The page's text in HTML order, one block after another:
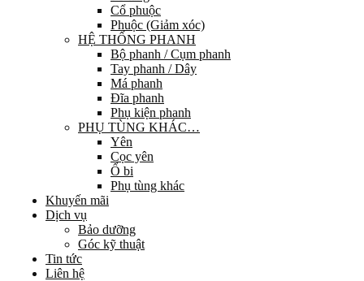
Cổ phuộc
Phuộc (Giảm xóc)
HỆ THỐNG PHANH
Bộ phanh / Cụm phanh
Tay phanh / Dây
Má phanh
Đĩa phanh
Phụ kiện phanh
PHỤ TÙNG KHÁC…
Yên
Cọc yên
Ổ bi
Phụ tùng khác
Khuyến mãi
Dịch vụ
Bảo dưỡng
Góc kỹ thuật
Tin tức
Liên hệ